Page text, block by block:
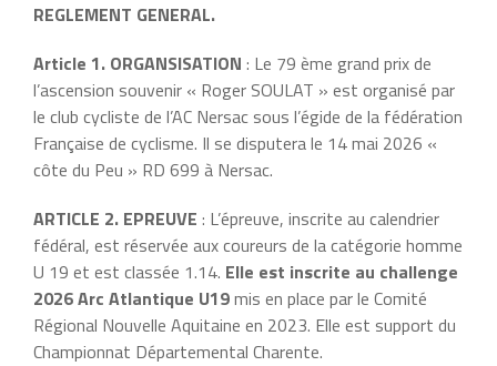
REGLEMENT GENERAL.
Article 1. ORGANSISATION : Le 79 ème grand prix de
l’ascension souvenir « Roger SOULAT » est organisé par
le club cycliste de l’AC Nersac sous l’égide de la fédération
Française de cyclisme. Il se disputera le 14 mai 2026 «
côte du Peu » RD 699 à Nersac.
ARTICLE 2. EPREUVE : L’épreuve, inscrite au calendrier
fédéral, est réservée aux coureurs de la catégorie homme
U 19 et est classée 1.14. Elle est inscrite au challenge
2026 Arc Atlantique U19mis en place par le Comité
Régional Nouvelle Aquitaine en 2023. Elle est support du
Championnat Départemental Charente.